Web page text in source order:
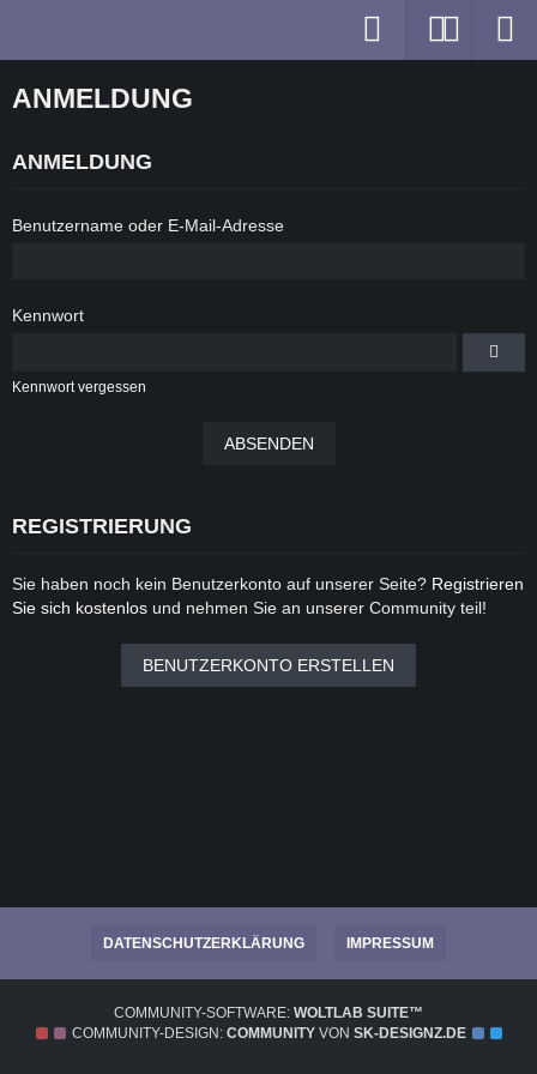
ANMELDUNG
ANMELDUNG
Benutzername oder E-Mail-Adresse
Kennwort
Kennwort vergessen
REGISTRIERUNG
Sie haben noch kein Benutzerkonto auf unserer Seite? Registrieren
Sie sich kostenlos und nehmen Sie an unserer Community teil!
BENUTZERKONTO ERSTELLEN
DATENSCHUTZERKLÄRUNG IMPRESSUM
COMMUNITY-SOFTWARE: WOLTLAB SUITE™
COMMUNITY-DESIGN: COMMUNITYVON SK-DESIGNZ.DE